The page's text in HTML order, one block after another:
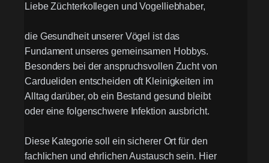
Liebe Züchterkollegen und Vogelliebhaber,
die Gesundheit unserer Vögel ist das
Fundament unseres gemeinsamen Hobbys.
Besonders bei der anspruchsvollen Zucht von
Cardueliden entscheiden oft Kleinigkeiten im
Alltag darüber, ob ein Bestand gesund bleibt
oder eine folgenschwere Infektion ausbricht.
Diese Kategorie soll ein sicherer Ort für den
fachlichen und ehrlichen Austausch sein. Hier